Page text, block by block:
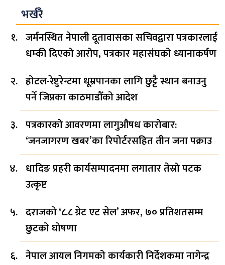
भर्खरै
जर्मनस्थित नेपाली दूतावासका सचिवद्वारा पत्रकारलाई
धम्की दिएको आरोप, पत्रकार महासंघको ध्यानाकर्षण
होटल-रेष्टुरेन्टमा धूम्रपानका लागि छुट्टै स्थान बनाउनु
पर्ने जिप्रका काठमाडौँको आदेश
पत्रकारको आवरणमा लागुऔषध कारोबार:
‘जनजागरण खबर’का रिपोर्टरसहित तीन जना पक्राउ
धादिङ प्रहरी कार्यसम्पादनमा लगातार तेस्रो पटक
उत्कृष्ट
दराजको ‘८.८ ग्रेट एट सेल’ अफर, ७० प्रतिशतसम्म
छुटको घोषणा
नेपाल आयल निगमको कार्यकारी निर्देशकमा नागेन्द्र